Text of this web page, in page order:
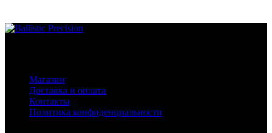
Магазин
Доставка и оплата
Контакты
Политика конфиденциальности